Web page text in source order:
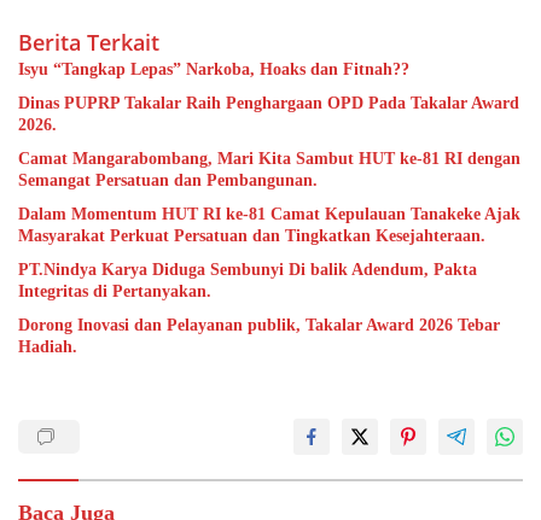
Berita Terkait
Isyu “Tangkap Lepas” Narkoba, Hoaks dan Fitnah??
Dinas PUPRP Takalar Raih Penghargaan OPD Pada Takalar Award
2026.
Camat Mangarabombang, Mari Kita Sambut HUT ke-81 RI dengan
Semangat Persatuan dan Pembangunan.‍
Dalam Momentum HUT RI ke-81 Camat Kepulauan Tanakeke Ajak
Masyarakat Perkuat Persatuan dan Tingkatkan Kesejahteraan.
PT.Nindya Karya Diduga Sembunyi Di balik Adendum, Pakta
Integritas di Pertanyakan.
Dorong Inovasi dan Pelayanan publik, Takalar Award 2026 Tebar
Hadiah.
Baca Juga